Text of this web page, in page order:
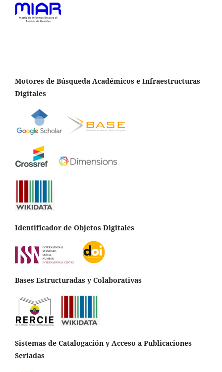
Motores de Búsqueda Académicos e Infraestructuras
Digitales
Identificador de Objetos Digitales
Bases Estructuradas y Colaborativas
Sistemas de Catalogación y Acceso a Publicaciones
Seriadas